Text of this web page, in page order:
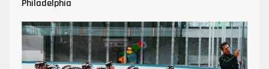
Philadelphia